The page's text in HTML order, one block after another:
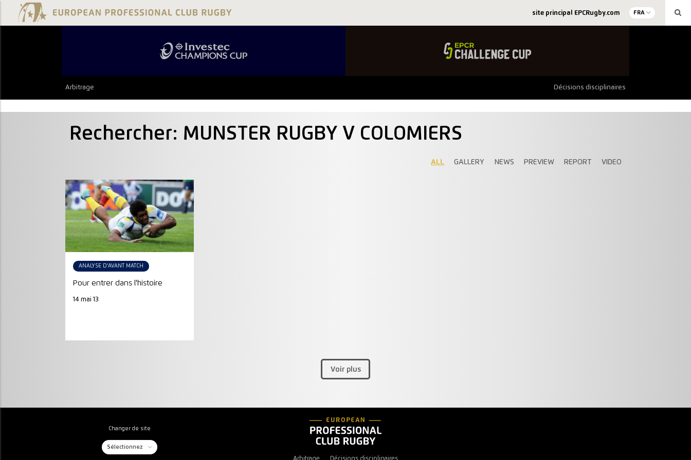
site principal EPCRugby.com FRA
Arbitrage Décisions disciplinaires
Rechercher: MUNSTER RUGBY V COLOMIERS
ALL GALLERY NEWS PREVIEW REPORT VIDEO
Voir plus
ANALYSE D'AVANT MATCH
Pour entrer dans l'histoire
14 mai 13
Changer de site
Sélectionnez